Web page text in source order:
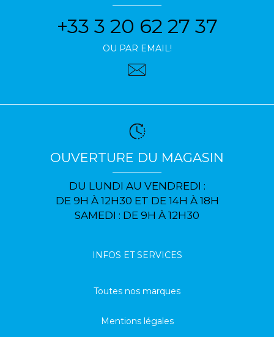
+33 3 20 62 27 37
OU PAR EMAIL!
OUVERTURE DU MAGASIN
DU LUNDI AU VENDREDI :
DE 9H À 12H30 ET DE 14H À 18H
SAMEDI : DE 9H À 12H30
INFOS ET SERVICES
Toutes nos marques
Mentions légales